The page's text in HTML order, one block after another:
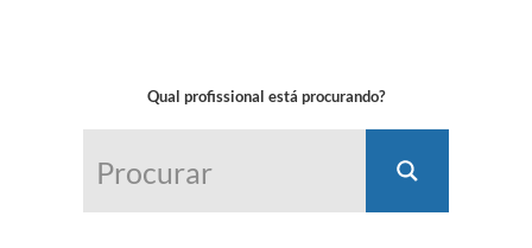
Qual profissional está procurando?